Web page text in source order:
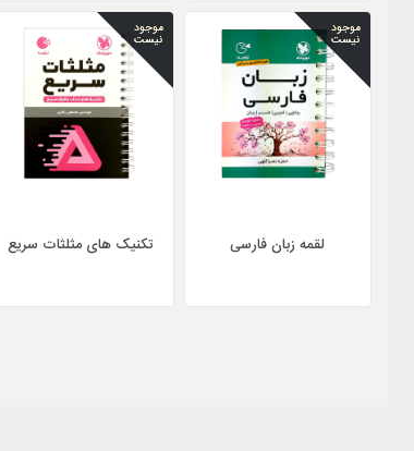
موجود
نیست
لقمه زبان فارسی
موجود
نیست
تکنیک های مثلثات سریع